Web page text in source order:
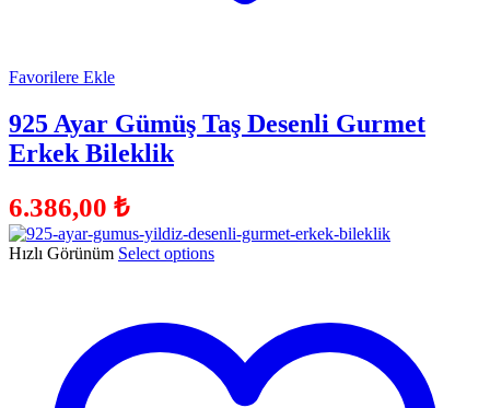
Favorilere Ekle
925 Ayar Gümüş Taş Desenli Gurmet
Erkek Bileklik
6.386,00 ₺
Hızlı Görünüm Select options